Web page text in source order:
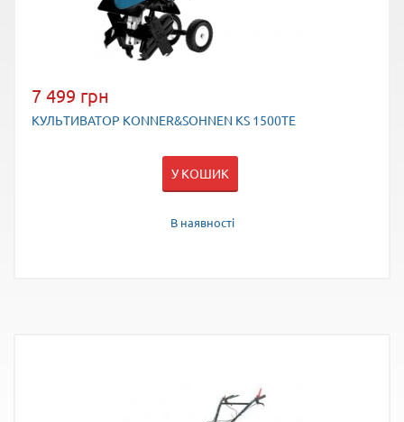
7 499 грн
КУЛЬТИВАТОР KONNER&SOHNEN KS 1500ТE
У КОШИК
В наявності